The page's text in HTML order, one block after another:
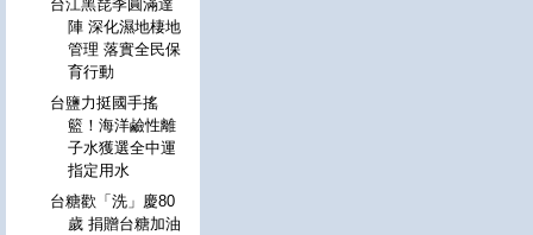
台江黑琵季圓滿達
陣 深化濕地棲地
管理 落實全民保
育行動
台鹽力挺國手搖
籃！海洋鹼性離
子水獲選全中運
指定用水
台糖歡「洗」慶80
歲 捐贈台糖加油